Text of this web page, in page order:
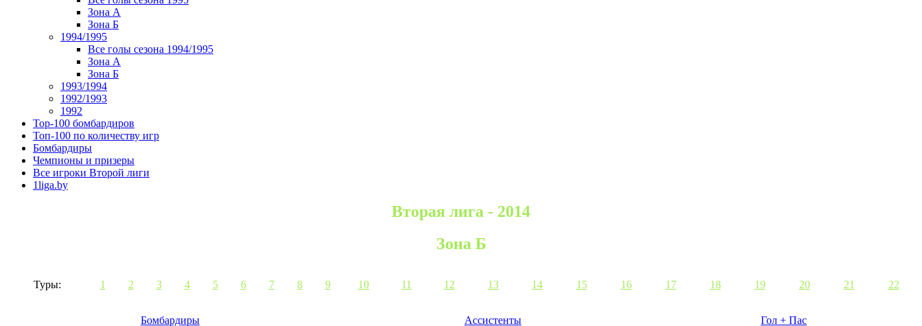
Зона А
Зона Б
1994/1995
Все голы сезона 1994/1995
Зона А
Зона Б
1993/1994
1992/1993
1992
Top-100 бомбардиров
Топ-100 по количеству игр
Бомбардиры
Чемпионы и призеры
Все игроки Второй лиги
1liga.by
Вторая лига - 2014
Зона Б
Туры: 1 2 3 4 5 6 7 8 9 10 11 12 13 14 15 16 17 18 19 20 21 22
Бомбардиры Ассистенты Гол + Пас